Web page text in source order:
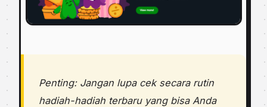
Penting: Jangan lupa cek secara rutin
hadiah-hadiah terbaru yang bisa Anda